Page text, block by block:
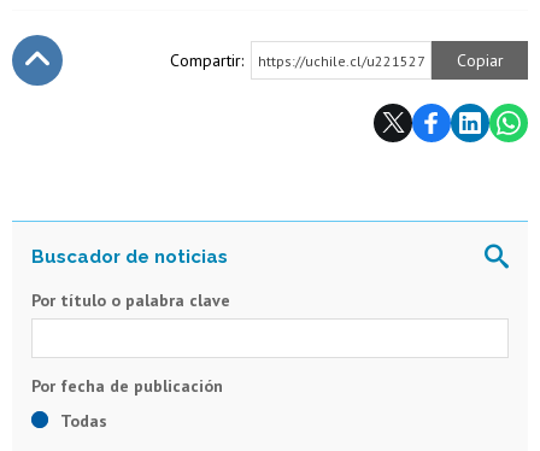
Compartir: https://uchile.cl/u221527 Copiar
Por título o palabra clave
Todas